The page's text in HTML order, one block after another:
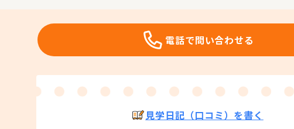
電話で問い合わせる
見学日記（口コミ）を書く